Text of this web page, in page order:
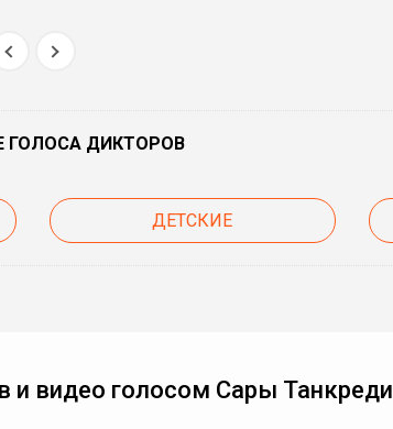
ГОЛОСА ДИКТОРОВ
ДЕТСКИЕ
и видео голосом Сары Танкреди